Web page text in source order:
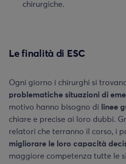
chirurgiche.
Le finalità di ESC
Ogni giorno i chirurghi si
problematiche situazioni di
motivo hanno bisogno di
linee
chiare e precise ai loro dubbi.
relatori che terranno il corso, i
migliorare le loro capacità
maggiore competenza tutte le